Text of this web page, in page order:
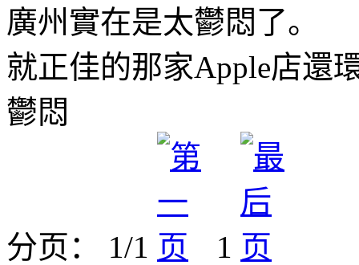
廣州實在是太鬱悶了。
就正佳的那家Apple店還
鬱悶
分页： 1/1 1